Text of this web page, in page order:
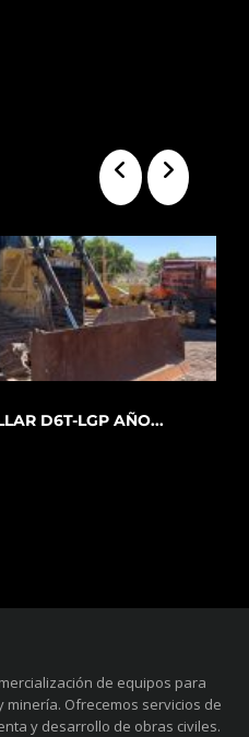
D6T-LGP AÑO...
de equipos para
minería. Ofrecemos servicios de
y desarrollo de obras civiles.